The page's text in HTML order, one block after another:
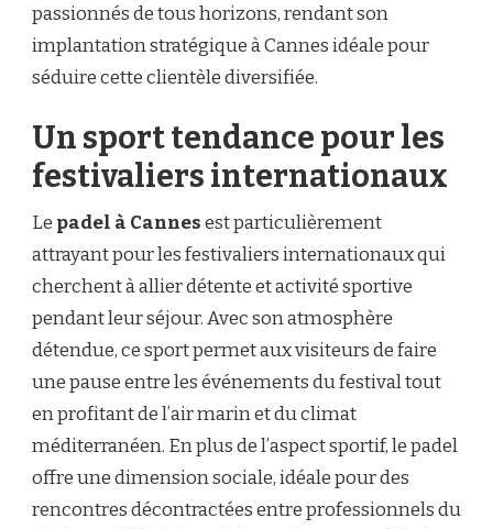
passionnés de tous horizons, rendant son
implantation stratégique à Cannes idéale pour
séduire cette clientèle diversifiée.
Un sport tendance pour les
festivaliers internationaux
Le padel à Cannesest particulièrement
attrayant pour les festivaliers internationaux qui
cherchent à allier détente et activité sportive
pendant leur séjour. Avec son atmosphère
détendue, ce sport permet aux visiteurs de faire
une pause entre les événements du festival tout
en profitant de l’air marin et du climat
méditerranéen. En plus de l’aspect sportif, le padel
offre une dimension sociale, idéale pour des
rencontres décontractées entre professionnels du